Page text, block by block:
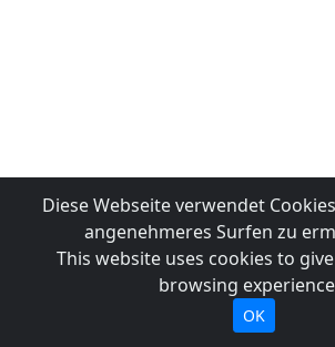
Diese Webseite verwendet
angenehmeres Surfen zu
This website uses cookies to
browsing
OK